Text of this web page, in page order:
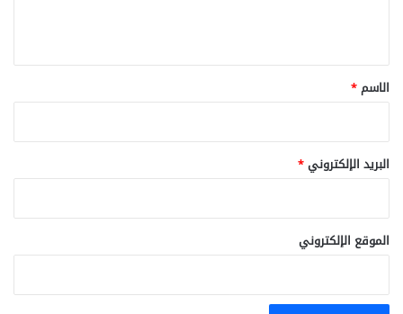
*
الاسم*
البريد الإلكتروني*
الموقع الإلكتروني